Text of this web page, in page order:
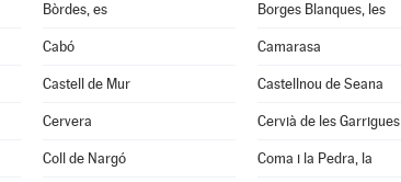
Bòrdes, es Borges Blanques, les
Cabó Camarasa
Castell de Mur Castellnou de Seana
Cervera Cervià de les Garrigues
Coll de Nargó Coma i la Pedra, la